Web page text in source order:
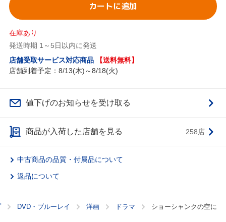
カートに追加
在庫あり
発送時期 1～5日以内に発送
店舗受取サービス対応商品
【送料無料】
店舗到着予定：8/13(木)～8/18(火)
値下げのお知らせを受け取る
商品が入荷した店舗を見る 258店
中古商品の品質・付属品について
返品について
DVD・ブルーレイ 洋画 ドラマ ショーシャンクの空に